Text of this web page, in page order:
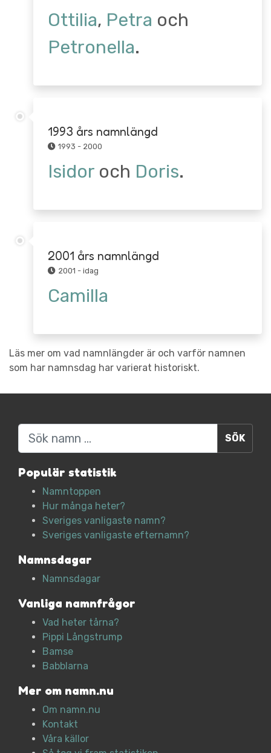
Ottilia, Petra och
Petronella.
1993 års namnlängd
1993 - 2000
Isidor och Doris.
2001 års namnlängd
2001 - idag
Camilla
Läs mer om vad namnlängder är och varför namnen
som har namnsdag har varierat historiskt.
Sök
Populär statistik
Namntoppen
Hur många heter?
Sveriges vanligaste namn?
Sveriges vanligaste efternamn?
Namnsdagar
Namnsdagar
Vanliga namnfrågor
Vad heter tårna?
Pippi Långstrump
Bamse
Babblarna
Mer om namn.nu
Om namn.nu
Kontakt
Våra källor